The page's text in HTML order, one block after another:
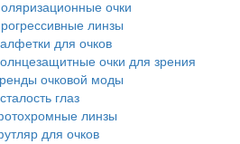
очки
линзы
для очков
очки для зрения
очковой моды
глаз
линзы
для очков